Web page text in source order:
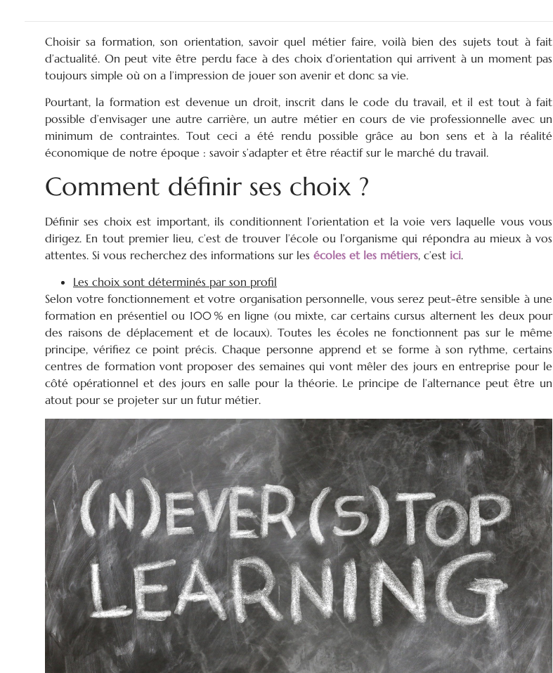
Choisir sa formation, son orientation, savoir quel métier faire, voilà bien des sujets tout à fait
d’actualité. On peut vite être perdu face à des choix d’orientation qui arrivent à un moment pas
toujours simple où on a l’impression de jouer son avenir et donc sa vie.
Pourtant, la formation est devenue un droit, inscrit dans le code du travail, et il est tout à fait
possible d’envisager une autre carrière, un autre métier en cours de vie professionnelle avec un
minimum de contraintes. Tout ceci a été rendu possible grâce au bon sens et à la réalité
économique de notre époque : savoir s’adapter et être réactif sur le marché du travail.
Comment définir ses choix ?
Définir ses choix est important, ils conditionnent l’orientation et la voie vers laquelle vous vous
dirigez. En tout premier lieu, c’est de trouver l’école ou l’organisme qui répondra au mieux à vos
attentes. Si vous recherchez des informations sur les écoles et les métiers, c’est ici.
Les choix sont déterminés par son profil
Selon votre fonctionnement et votre organisation personnelle, vous serez peut-être sensible à une
formation en présentiel ou 100 % en ligne (ou mixte, car certains cursus alternent les deux pour
des raisons de déplacement et de locaux). Toutes les écoles ne fonctionnent pas sur le même
principe, vérifiez ce point précis. Chaque personne apprend et se forme à son rythme, certains
centres de formation vont proposer des semaines qui vont mêler des jours en entreprise pour le
côté opérationnel et des jours en salle pour la théorie. Le principe de l’alternance peut être un
atout pour se projeter sur un futur métier.